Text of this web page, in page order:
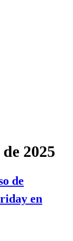
2025
de
en